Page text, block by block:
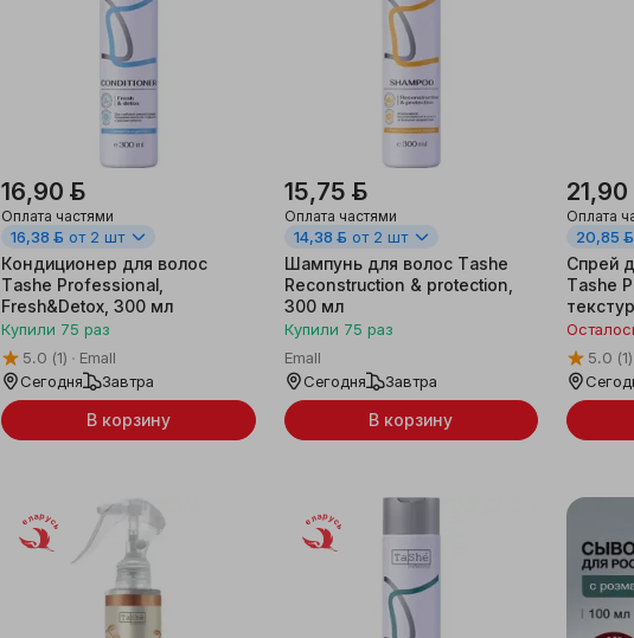
16,90 ƃ
Оплата частями
16,38 ƃ от 2 шт
Кондиционер для волос
Tashe Professional,
Fresh&Detox, 300 мл
Купили 75 раз
5.0 (1)
Emall
Сегодня
Завтра
В корзину
15,75 ƃ
Оплата частями
14,38 ƃ от 2 шт
Шампунь для волос Tashe
Reconstruction & protection,
300 мл
Купили 75 раз
Emall
Сегодня
Завтра
В корзину
21,90
Оплата
20,85 ƃ
Спрей
Tashe
5.0 (1)
Беларусь Беларусь